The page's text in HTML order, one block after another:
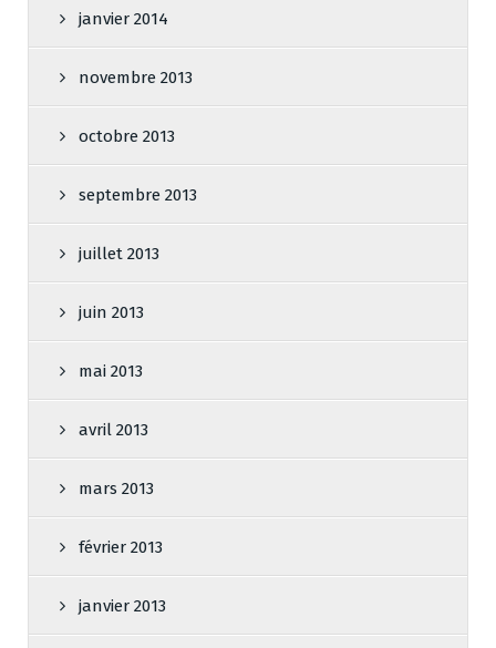
janvier 2014
novembre 2013
octobre 2013
septembre 2013
juillet 2013
juin 2013
mai 2013
avril 2013
mars 2013
février 2013
janvier 2013